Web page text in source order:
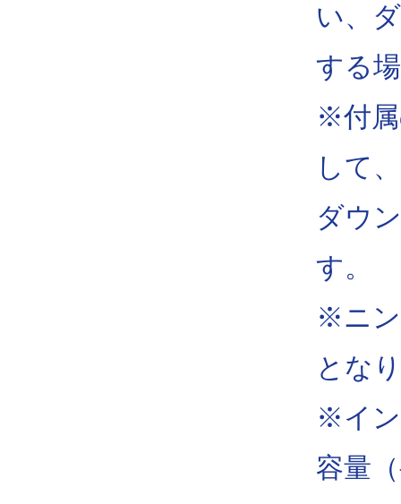
い、
する
※付属
して
ダウ
す。
※ニン
とな
※イン
容量